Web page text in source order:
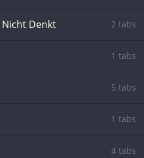
Nicht Denkt 2 tabs
1 tabs
5 tabs
1 tabs
4 tabs